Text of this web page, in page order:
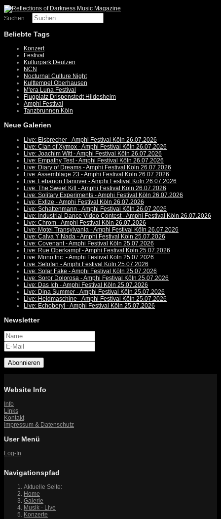
Suchen ...
Beliebte Tags
Konzert
Festival
Kulturpark Deutzen
NCN
Nocturnal Culture Night
Kulttempel Oberhausen
M'era Luna Festival
Flugplatz Drispenstedt Hildesheim
Amphi Festival
Tanzbrunnen Köln
Neue Galerien
Live: Eisbrecher - Amphi Festival Köln 26.07.2026
Live: Clan of Xymox - Amphi Festival Köln 26.07.2026
Live: Joachim Witt - Amphi Festival Köln 26.07.2026
Live: Empathy Test - Amphi Festival Köln 26.07.2026
Live: Diary of Dreams - Amphi Festival Köln 26.07.2026
Live: Assemblage 23 - Amphi Festival Köln 26.07.2026
Live: Lebanon Hanover - Amphi Festival Köln 26.07.2026
Live: The Sweet Kill - Amphi Festival Köln 26.07.2026
Live: Solitary Experiments - Amphi Festival Köln 26.07.2026
Live: Extize - Amphi Festival Köln 26.07.2026
Live: Schattenmann - Amphi Festival Köln 26.07.2026
Live: Industrial Dance Video Contest - Amphi Festival Köln 26.07.2026
Live: Chrom - Amphi Festival Köln 26.07.2026
Live: Motel Transylvania - Amphi Festival Köln 26.07.2026
Live: Calva Y Nada - Amphi Festival Köln 25.07.2026
Live: Covenant - Amphi Festival Köln 25.07.2026
Live: Rue Oberkampf - Amphi Festival Köln 25.07.2026
Live: Mono Inc. - Amphi Festival Köln 25.07.2026
Live: Selofan - Amphi Festival Köln 25.07.2026
Live: Solar Fake - Amphi Festival Köln 25.07.2026
Live: Soror Dolorosa - Amphi Festival Köln 25.07.2026
Live: Das Ich - Amphi Festival Köln 25.07.2026
Live: Dina Summer - Amphi Festival Köln 25.07.2026
Live: Heldmaschine - Amphi Festival Köln 25.07.2026
Live: Echoberyl - Amphi Festival Köln 25.07.2026
Newsletter
Abonnieren
Website Info
Info
Links
Kontakt
Impressum & Datenschutz
User Menü
Log-In
Navigationspfad
Aktuelle Seite:
Home
Galerie
Musik - Live
Konzerte